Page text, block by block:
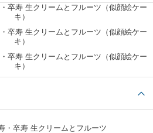
の持ち運びに時間がかかる旨をご相談させ
に教えていただき、追加で持ち運び用の袋
たが、無事に綺麗なケーキを渡すことがで
を囲んで子供、孫、ひ孫と一緒に写真を撮
りを与えていただき感謝しております！あ
ても美味しく頂きました。ありがとうご
・卒寿 生クリームとフルーツ